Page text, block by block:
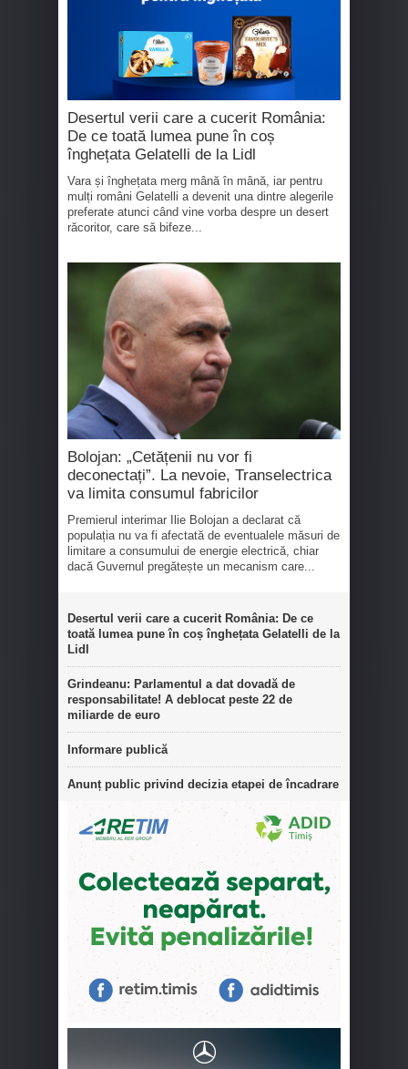
Desertul verii care a cucerit România:
De ce toată lumea pune în coș
înghețata Gelatelli de la Lidl
Vara și înghețata merg mână în mână, iar pentru
mulți români Gelatelli a devenit una dintre alegerile
preferate atunci când vine vorba despre un desert
răcoritor, care să bifeze...
Bolojan: „Cetățenii nu vor fi
deconectați”. La nevoie, Transelectrica
va limita consumul fabricilor
Premierul interimar Ilie Bolojan a declarat că
populația nu va fi afectată de eventualele măsuri de
limitare a consumului de energie electrică, chiar
dacă Guvernul pregătește un mecanism care...
Desertul verii care a cucerit România: De ce
toată lumea pune în coș înghețata Gelatelli de la
Lidl
Grindeanu: Parlamentul a dat dovadă de
responsabilitate! A deblocat peste 22 de
miliarde de euro
Informare publică
Anunț public privind decizia etapei de încadrare